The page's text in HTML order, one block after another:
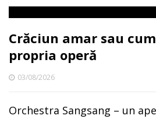
Crăciun amar sau
propria operă
03/08/2026
Orchestra Sangsang – un